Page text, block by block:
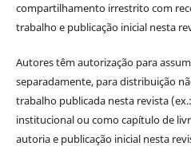
compartilhamento irrestrito com
trabalho e publicação inicial nesta
Autores têm autorização para
separadamente, para distribuição
trabalho publicada nesta revista
institucional ou como capítulo de
autoria e publicação inicial nesta